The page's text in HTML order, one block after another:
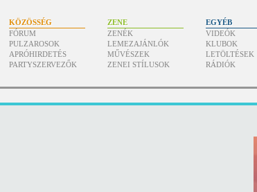
KÖZÖSSÉG
FÓRUM
PULZAROSOK
APRÓHIRDETÉS
PARTYSZERVEZŐK
ZENE
ZENÉK
LEMEZAJÁNLÓK
MŰVÉSZEK
ZENEI STÍLUSOK
EGYÉB
VIDEÓK
KLUBOK
LETÖLTÉSEK
RÁDIÓK